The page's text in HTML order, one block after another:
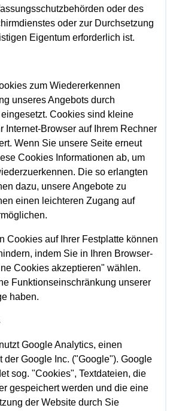
oder des
oder zur Durchsetzung
Eigentum erforderlich ist.
zum Wiedererkennen
unseres Angebots durch
Cookies sind kleine
Internet-Browser auf Ihrem Rechner
Wenn Sie unsere Seite erneut
Cookies Informationen ab, um
Die so erlangten
dazu, unsere Angebote zu
einen leichteren Zugang auf
Cookies auf Ihrer Festplatte können
indem Sie in Ihren Browser-
Cookies akzeptieren" wählen.
Funktionseinschränkung unserer
haben.
Google Analytics, einen
der Google Inc. ("Google"). Google
sog. "Cookies", Textdateien, die
gespeichert werden und die eine
der Website durch Sie